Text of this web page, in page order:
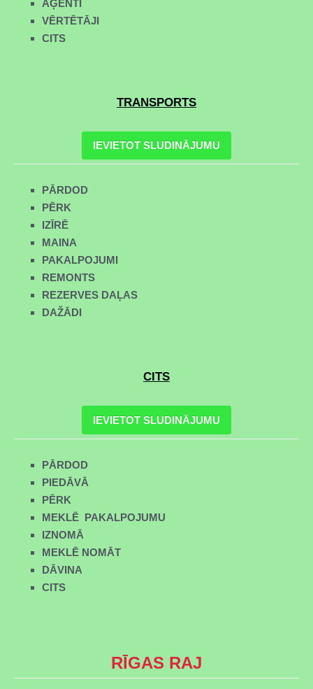
AĢENTI
VĒRTĒTĀJI
CITS
TRANSPORTS
IEVIETOT SLUDINĀJUMU
PĀRDOD
PĒRK
IZĪRĒ
MAINA
PAKALPOJUMI
REMONTS
REZERVES DAĻAS
DAŽĀDI
CITS
IEVIETOT SLUDINĀJUMU
PĀRDOD
PIEDĀVĀ
PĒRK
MEKLĒ PAKALPOJUMU
IZNOMĀ
MEKLĒ NOMĀT
DĀVINA
CITS
RĪGAS RAJ